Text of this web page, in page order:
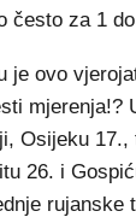
često za 1
je ovo
mjerenja!?
Osijeku 17.,
26. i
rujanske